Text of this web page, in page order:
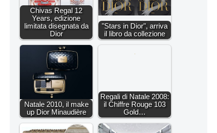
Chivas Regal 12
Years, edizione
limitata disegnata da
Dior
"Stars in Dior", arriva
il libro da collezione
Natale 2010, il make
up Dior Minaudière
Regali di Natale 2008:
il Chiffre Rouge 103
Gold…